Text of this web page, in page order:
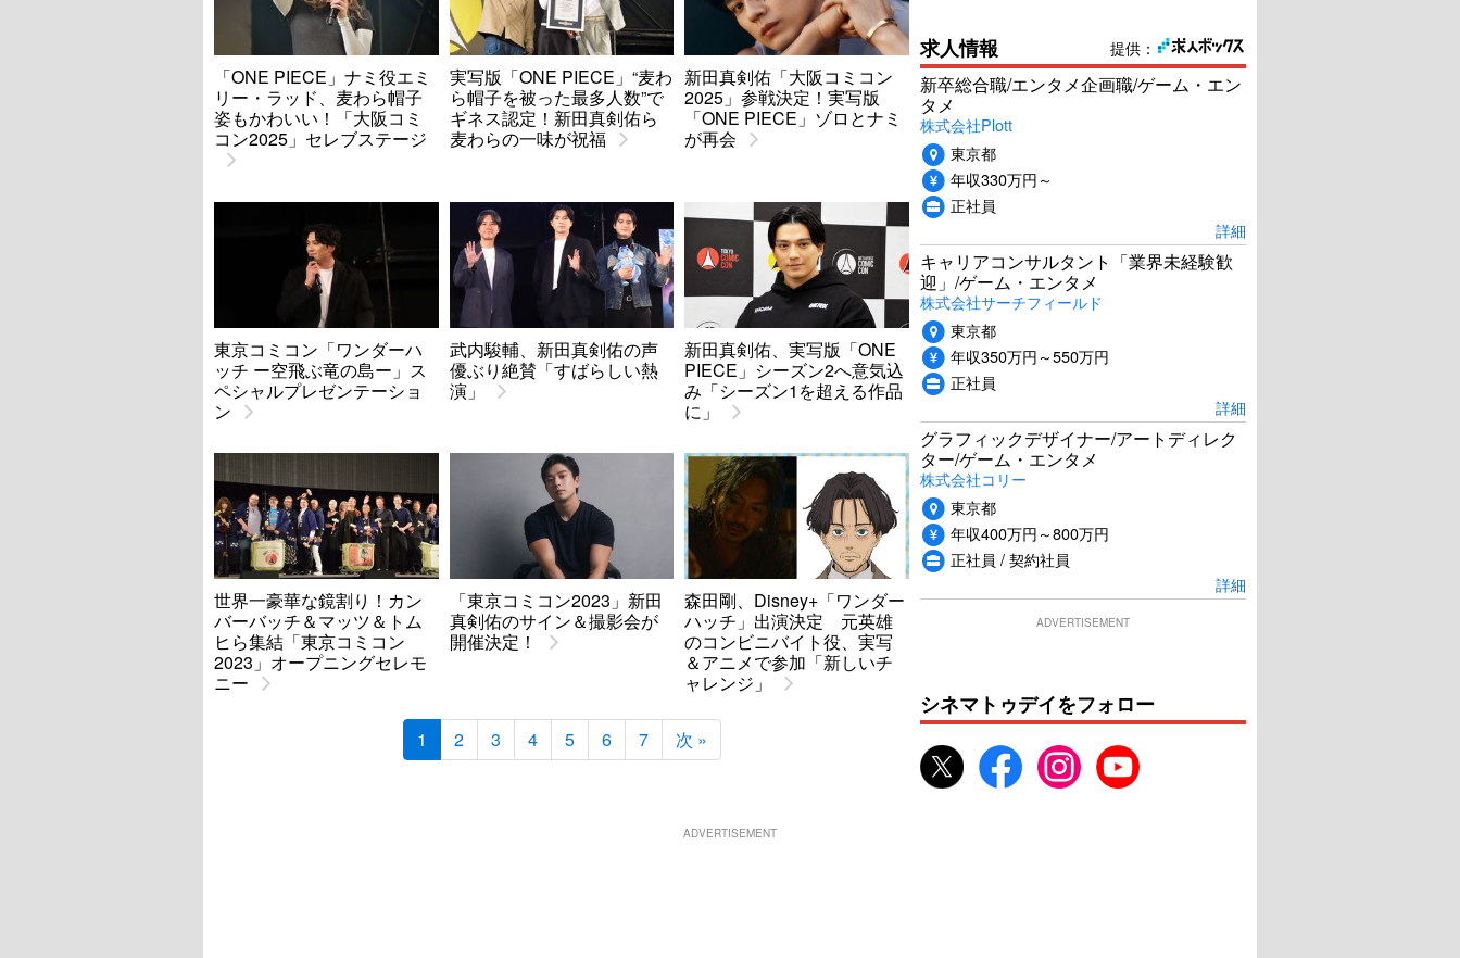
「ONE PIECE」ナミ役エミ
リー・ラッド、麦わら帽子
姿もかわいい！「大阪コミ
コン2025」セレブステージ
実写版「ONE PIECE」“麦わ
ら帽子を被った最多人数”で
ギネス認定！新田真剣佑ら
麦わらの一味が祝福
新田真剣佑「大阪コミコン
2025」参戦決定！実写版
「ONE PIECE」ゾロとナミ
が再会
東京コミコン「ワンダーハ
ッチ ー空飛ぶ竜の島ー」ス
ペシャルプレゼンテーショ
ン
武内駿輔、新田真剣佑の声
優ぶり絶賛「すばらしい熱
演」
新田真剣佑、実写版「ONE
PIECE」シーズン2へ意気込
み「シーズン1を超える作品
に」
世界一豪華な鏡割り！カン
バーバッチ＆マッツ＆トム
ヒら集結「東京コミコン
2023」オープニングセレモ
ニー
「東京コミコン2023」新田
真剣佑のサイン＆撮影会が
開催決定！
森田剛、Disney+「ワンダー
ハッチ」出演決定 元英雄
のコンビニバイト役、実写
＆アニメで参加「新しいチ
ャレンジ」
1 2 3 4 5 6 7 次 »
提供：
求人情報
新卒総合職/エンタメ企画職/ゲーム・エン
タメ
株式会社Plott
東京都
年収330万円～
正社員
詳細
キャリアコンサルタント「業界未経験歓
迎」/ゲーム・エンタメ
株式会社サーチフィールド
東京都
年収350万円～550万円
正社員
詳細
グラフィックデザイナー/アートディレク
ター/ゲーム・エンタメ
株式会社コリー
東京都
年収400万円～800万円
正社員 / 契約社員
詳細
ADVERTISEMENT
シネマトゥデイをフォロー
ADVERTISEMENT